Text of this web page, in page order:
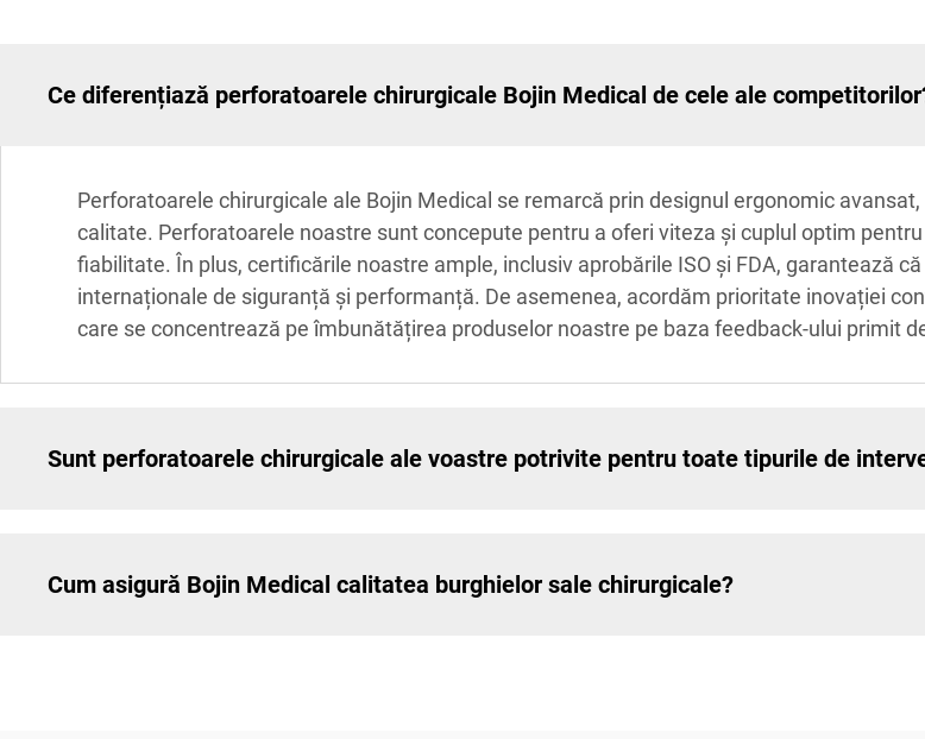
Ce diferențiază perforatoarele chirurgicale Bojin Medical de cele ale
Perforatoarele chirurgicale ale Bojin Medical se remarcă prin designul ergonomic
calitate. Perforatoarele noastre sunt concepute pentru a oferi viteza și cuplul optim
fiabilitate. În plus, certificările noastre ample, inclusiv aprobările ISO și FDA, garantează
internaționale de siguranță și performanță. De asemenea, acordăm prioritate inovației
care se concentrează pe îmbunătățirea produselor noastre pe baza feedback-ului primit
Sunt perforatoarele chirurgicale ale voastre potrivite pentru toate tipurile de
Cum asigură Bojin Medical calitatea burghielor sale chirurgicale?